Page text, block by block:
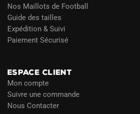
Nos Maillots de Football
Guide des tailles
Expédition & Suivi
Paiement Sécurisé
ESPACE CLIENT
Mon compte
Suivre une commande
Nous Contacter